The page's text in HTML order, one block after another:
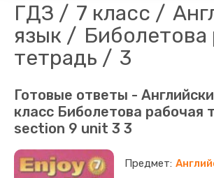
ГДЗ 7 класс
язык
Биболетова
тетрадь
3
Готовые ответы -
класс Биболетова рабочая
section 9 unit 3 3